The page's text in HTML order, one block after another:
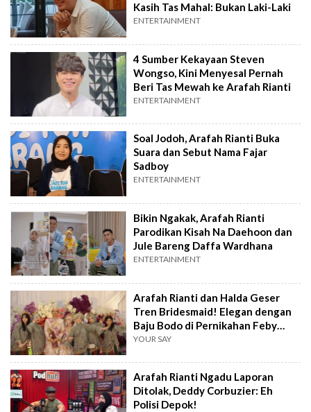
Kasih Tas Mahal: Bukan Laki-Laki
ENTERTAINMENT
4 Sumber Kekayaan Steven
Wongso, Kini Menyesal Pernah
Beri Tas Mewah ke Arafah Rianti
ENTERTAINMENT
Soal Jodoh, Arafah Rianti Buka
Suara dan Sebut Nama Fajar
Sadboy
ENTERTAINMENT
Bikin Ngakak, Arafah Rianti
Parodikan Kisah Na Daehoon dan
Jule Bareng Daffa Wardhana
ENTERTAINMENT
Arafah Rianti dan Halda Geser
Tren Bridesmaid! Elegan dengan
Baju Bodo di Pernikahan Feby
Putri
YOUR SAY
Arafah Rianti Ngadu Laporan
Ditolak, Deddy Corbuzier: Eh
Polisi Depok!